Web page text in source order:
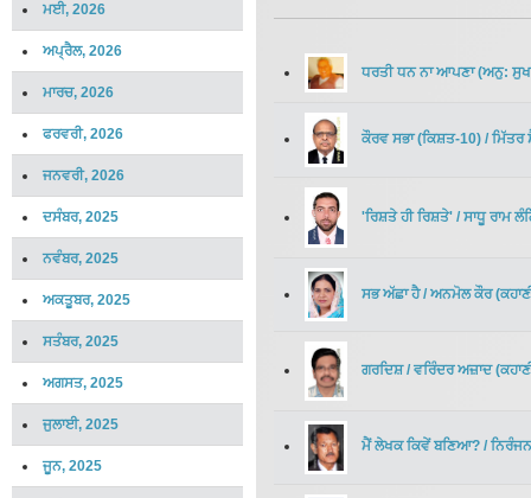
ਮਈ, 2026
ਅਪ੍ਰੈਲ, 2026
ਮਾਰਚ, 2026
ਫਰਵਰੀ, 2026
ਜਨਵਰੀ, 2026
ਦਸੰਬਰ, 2025
ਨਵੰਬਰ, 2025
ਅਕਤੂਬਰ, 2025
ਸਤੰਬਰ, 2025
ਅਗਸਤ, 2025
ਜੁਲਾਈ, 2025
ਜੂਨ, 2025
ਧਰਤੀ ਧਨ ਨਾ ਆਪਣਾ (ਅਨੁ:
ਕੌਰਵ ਸਭਾ (ਕਿਸ਼ਤ-10) / ਮਿੱਤਰ
'ਰਿਸ਼ਤੇ ਹੀ ਰਿਸ਼ਤੇ' / ਸਾਧੂ ਰਾਮ
ਸਭ ਅੱਛਾ ਹੈ/ ਅਨਮੋਲ ਕੌਰ(
ਗਰਦਿਸ਼/ ਵਰਿੰਦਰ ਅਜ਼ਾਦ(
ਮੈਂ ਲੇਖਕ ਕਿਵੇਂ ਬਣਿਆ? /